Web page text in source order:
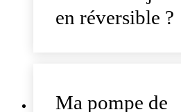
en réversible ?
Ma pompe de